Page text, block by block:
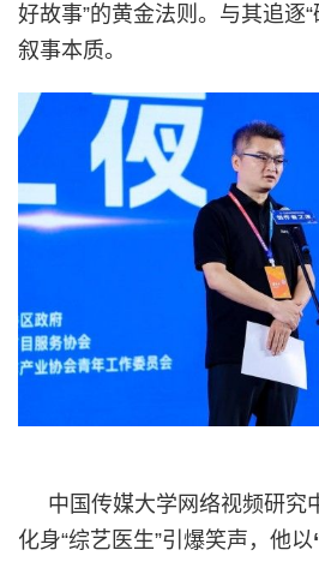
好故事”的黄金法则。与其追逐
叙事本质。
中国传媒大学网络视频研究
化身“综艺医生”引爆笑声，他以